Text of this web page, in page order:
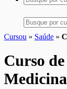
Cursou » Saúde »
Curso
Medicina